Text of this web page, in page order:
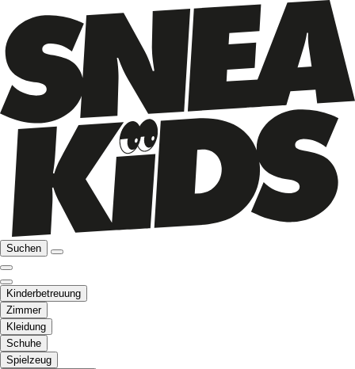
Suchen
Kinderbetreuung
Zimmer
Kleidung
Schuhe
Spielzeug